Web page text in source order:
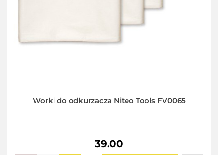
Worki do odkurzacza Niteo Tools FV0065
39.00